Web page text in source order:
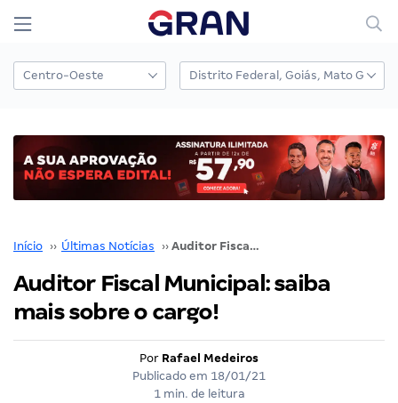
Início ›› Últimas Notícias ›› Auditor Fiscal Municipal: saiba mais sobre o cargo!
Auditor Fiscal Municipal: saiba
mais sobre o cargo!
Por Rafael Medeiros
Publicado em 18/01/21
1 min. de leitura